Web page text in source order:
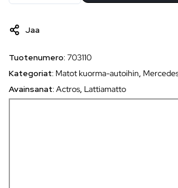
Jaa
Tuotenumero: 703110
Kategoriat: Matot kuorma-autoihin,
Avainsanat: Actros, Lattiamatto